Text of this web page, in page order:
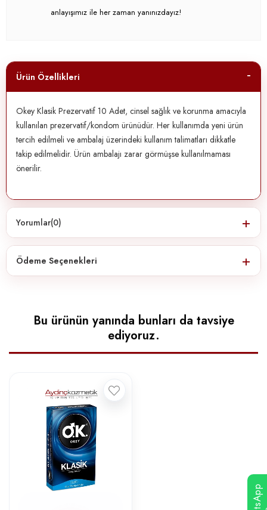
anlayışımız ile her zaman yanınızdayız!
Ürün Özellikleri
Okey Klasik Prezervatif 10 Adet, cinsel sağlık ve korunma amacıyla
kullanılan prezervatif/kondom ürünüdür. Her kullanımda yeni ürün
tercih edilmeli ve ambalaj üzerindeki kullanım talimatları dikkatle
takip edilmelidir. Ürün ambalajı zarar görmüşse kullanılmaması
önerilir.
Yorumlar(0)
Ödeme Seçenekleri
Bu ürünün yanında bunları da tavsiye
ediyoruz.